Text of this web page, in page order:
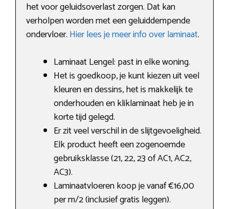
het voor geluidsoverlast zorgen. Dat kan
verholpen worden met een geluiddempende
ondervloer. Hier lees je meer info over laminaat.
Laminaat Lengel: past in elke woning.
Het is goedkoop, je kunt kiezen uit veel
kleuren en dessins, het is makkelijk te
onderhouden en kliklaminaat heb je in
korte tijd gelegd.
Er zit veel verschil in de slijtgevoeligheid.
Elk product heeft een zogenoemde
gebruiksklasse (21, 22, 23 of AC1, AC2,
AC3).
Laminaatvloeren koop je vanaf €16,00
per m/2 (inclusief gratis leggen).